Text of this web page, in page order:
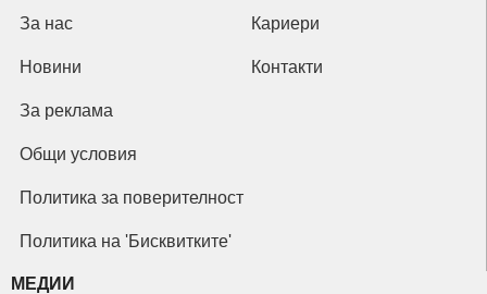
За нас Кариери
Новини Контакти
За реклама
Общи условия
Политика за поверителност
Политика на 'Бисквитките'
МЕДИИ